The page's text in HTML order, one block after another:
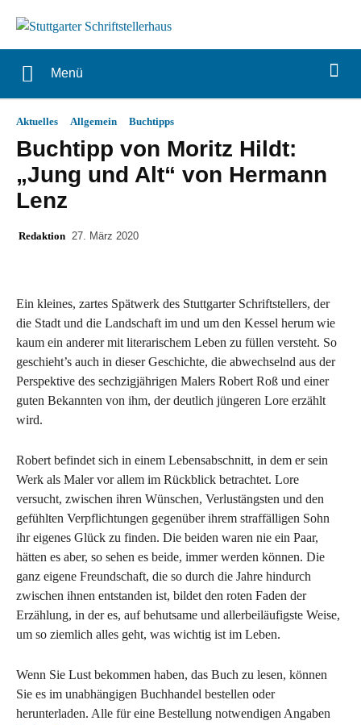
Menü
Aktuelles Allgemein Buchtipps
Buchtipp von Moritz Hildt:
„Jung und Alt“ von Hermann
Lenz
Redaktion 27. März 2020
Ein kleines, zartes Spätwerk des Stuttgarter Schriftstellers, der
die Stadt und die Landschaft im und um den Kessel herum wie
kaum ein anderer mit literarischem Leben zu füllen versteht. So
geschieht’s auch in dieser Geschichte, die abwechselnd aus der
Perspektive des sechzigjährigen Malers Robert Roß und einer
guten Bekannten von ihm, der deutlich jüngeren Lore erzählt
wird.
Robert befindet sich in einem Lebensabschnitt, in dem er sein
Werk als Maler vor allem im Rückblick betrachtet. Lore
versucht, zwischen ihren Wünschen, Verlustängsten und den
gefühlten Verpflichtungen gegenüber ihrem straffälligen Sohn
ihr eigenes Glück zu finden. Die beiden waren nie ein Paar,
hätten es aber, so sehen es beide, immer werden können. Die
ganz eigene Freundschaft, die so durch die Jahre hindurch
zwischen ihnen entstanden ist, bildet den roten Faden der
Erzählung, in der es, auf behutsame und allerbeiläufigste Weise,
um so ziemlich alles geht, was wichtig ist im Leben.
Wenn Sie Lust bekommen haben, das Buch zu lesen, können
Sie es im unabhängigen Buchhandel bestellen oder
herunterladen. Alle für eine Bestellung notwendigen Angaben